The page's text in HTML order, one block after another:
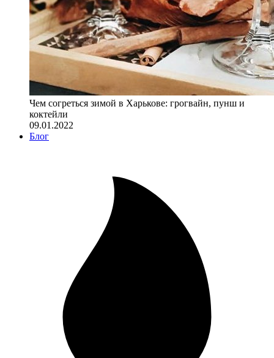
Чем согреться зимой в Харькове: грогвайн, пунш и
коктейли
09.01.2022
Блог